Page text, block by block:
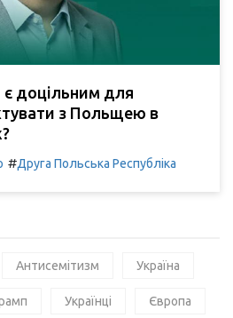
доцільним для
з Польщею в
#Друга Польська Республіка
Антисемітизм Україна
Українці Європа